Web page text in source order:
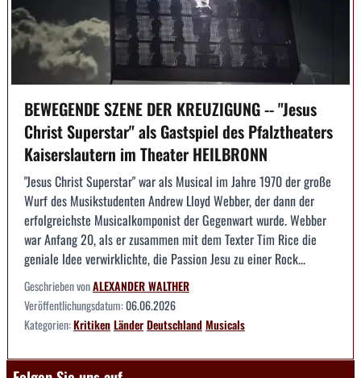
BEWEGENDE SZENE DER KREUZIGUNG -- "Jesus
Christ Superstar" als Gastspiel des Pfalztheaters
Kaiserslautern im Theater HEILBRONN
"Jesus Christ Superstar" war als Musical im Jahre 1970 der große
Wurf des Musikstudenten Andrew Lloyd Webber, der dann der
erfolgreichste Musicalkomponist der Gegenwart wurde. Webber
war Anfang 20, als er zusammen mit dem Texter Tim Rice die
geniale Idee verwirklichte, die Passion Jesu zu einer Rock...
Geschrieben vonALEXANDER WALTHER
Veröffentlichungsdatum:06.06.2026
Kategorien:KritikenLänderDeutschlandMusicals